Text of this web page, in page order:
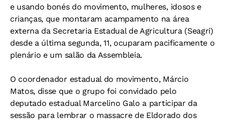
e usando bonés do movimento, mulheres, idosos e
crianças, que montaram acampamento na área
externa da Secretaria Estadual de Agricultura (Seagri)
desde a última segunda, 11, ocuparam pacificamente o
plenário e um salão da Assembleia.
O coordenador estadual do movimento, Márcio
Matos, disse que o grupo foi convidado pelo
deputado estadual Marcelino Galo a participar da
sessão para lembrar o massacre de Eldorado dos